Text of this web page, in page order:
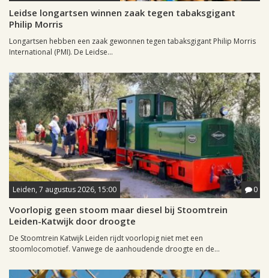
Leidse longartsen winnen zaak tegen tabaksgigant
Philip Morris
Longartsen hebben een zaak gewonnen tegen tabaksgigant Philip Morris
International (PMI). De Leidse...
Leiden, 7 augustus 2026, 15:00 0
Voorlopig geen stoom maar diesel bij Stoomtrein
Leiden-Katwijk door droogte
De Stoomtrein Katwijk Leiden rijdt voorlopig niet met een
stoomlocomotief. Vanwege de aanhoudende droogte en de...